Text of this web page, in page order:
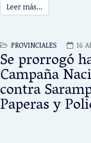
Leer más...
PROVINCIALES 16
Se prorrogó
Campaña
contra
Paperas y